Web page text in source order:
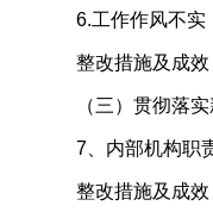
6.工作作风不实
整改措施及成
（三）贯彻落
7、内部机构职
整改措施及成